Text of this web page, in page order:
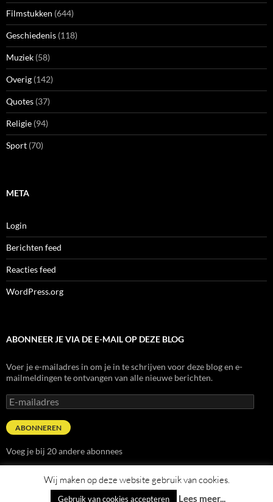
Filmstukken (644)
Geschiedenis (118)
Muziek (58)
Overig (142)
Quotes (37)
Religie (94)
Sport (70)
META
Login
Berichten feed
Reacties feed
WordPress.org
ABONNEER JE VIA DE E-MAIL OP DEZE BLOG
Voer je e-mailadres in om je in te schrijven voor deze blog en e-
mailmeldingen te ontvangen van alle nieuwe berichten.
E-
mailadres
ABONNEREN
Voeg je bij 20 andere abonnees
Wij maken op deze website gebruik van cookies.
Gebruik van cookies accepteren Lees meer...